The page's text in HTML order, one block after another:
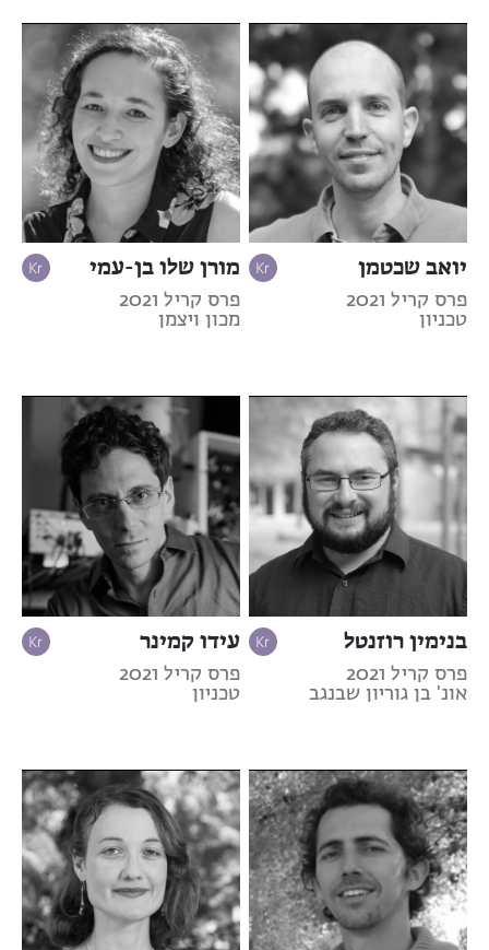
יואב שכטמן
פרס קריל 2021
טכניון
מורן שלו בן-עמי
פרס קריל 2021
מכון ויצמן
בנימין רוזנטל
פרס קריל 2021
אונ' בן גוריון שבנגב
עידו קמינר
פרס קריל 2021
טכניון